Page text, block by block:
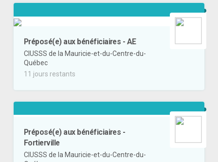
Préposé(e) aux bénéficiaires - AE
CIUSSS de la Mauricie-et-du-Centre-du-
Québec
11 jours restants
Préposé(e) aux bénéficiaires -
Fortierville
CIUSSS de la Mauricie-et-du-Centre-du-